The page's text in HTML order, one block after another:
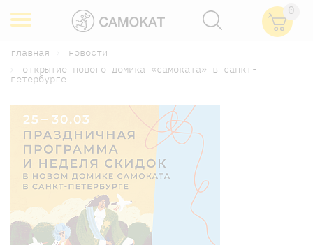
0
главная
новости
открытие нового домика «самоката» в санкт-
петербурге